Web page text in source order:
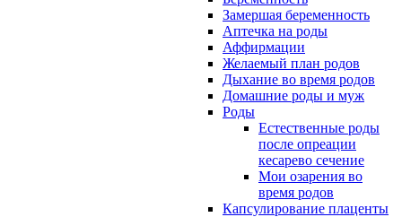
Замершая беременность
Аптечка на роды
Аффирмации
Желаемый план родов
Дыхание во время родов
Домашние роды и муж
Роды
Естественные роды
после опреации
кесарево сечение
Мои озарения во
время родов
Капсулирование плаценты